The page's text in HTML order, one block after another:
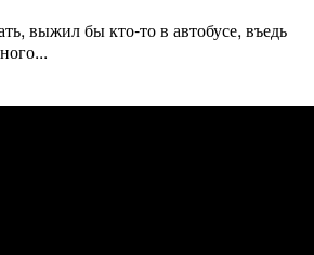
выжил бы кто-то в автобусе, въедь